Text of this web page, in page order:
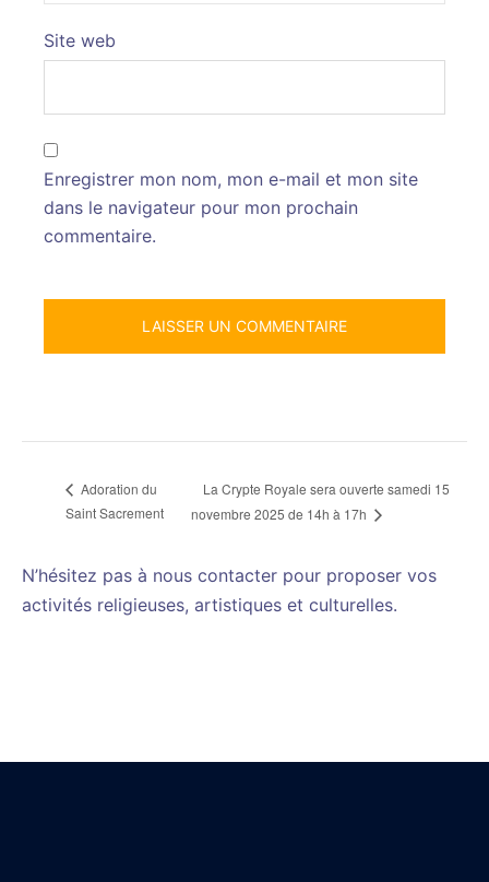
Site web
Enregistrer mon nom, mon e-mail et mon site
dans le navigateur pour mon prochain
commentaire.
Adoration du
Saint Sacrement
La Crypte Royale sera ouverte samedi 15
novembre 2025 de 14h à 17h
N’hésitez pas à nous contacter pour proposer vos
activités religieuses, artistiques et culturelles.